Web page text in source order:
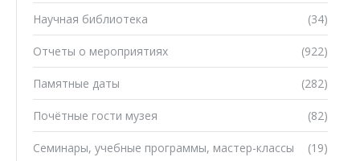
(34)
Научная библиотека
(922)
Отчеты о мероприятиях
(282)
Памятные даты
(82)
Почётные гости музея
(19)
Семинары, учебные программы, мастер-классы